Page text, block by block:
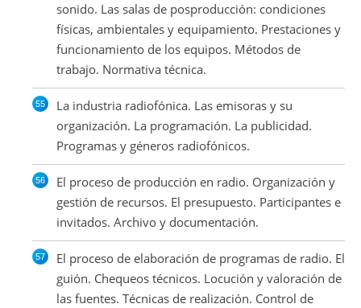
sonido. Las salas de posproducción: condiciones
físicas, ambientales y equipamiento. Prestaciones y
funcionamiento de los equipos. Métodos de
trabajo. Normativa técnica.
La industria radiofónica. Las emisoras y su
organización. La programación. La publicidad.
Programas y géneros radiofónicos.
El proceso de producción en radio. Organización y
gestión de recursos. El presupuesto. Participantes e
invitados. Archivo y documentación.
El proceso de elaboración de programas de radio. El
guión. Chequeos técnicos. Locución y valoración de
las fuentes. Técnicas de realización. Control de